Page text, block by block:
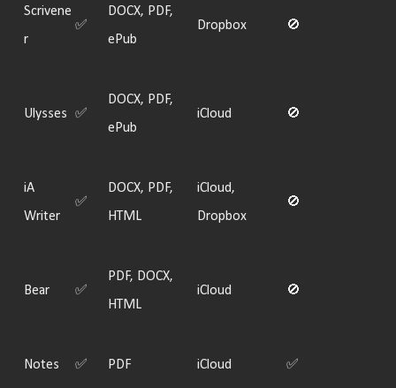
Scrivene
r
✅
DOCX, PDF,
ePub
Dropbox 🚫
Ulysses ✅
DOCX, PDF,
ePub
iCloud 🚫
iA
Writer
✅
DOCX, PDF,
HTML
iCloud,
Dropbox
🚫
Bear ✅
PDF, DOCX,
HTML
iCloud 🚫
Notes ✅ PDF iCloud ✅